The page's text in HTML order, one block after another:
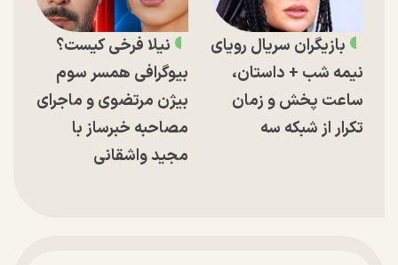
بازیگران سریال رویای
نیمه شب + داستان،
ساعت پخش و زمان
تکرار از شبکه سه
نیلا فرخی کیست؟
بیوگرافی همسر سوم
بیژن مرتضوی و ماجرای
مصاحبه خبرساز با
مجید واشقانی